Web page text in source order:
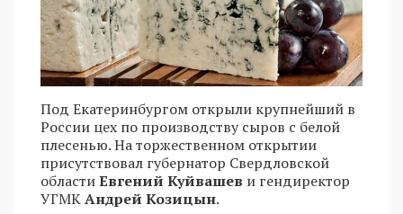
Под Екатеринбургом открыли крупнейший в
России цех по производству сыров с белой
плесенью. На торжественном открытии
присутствовал губернатор Свердловской
областиЕвгений Куйвашев и гендиректор
УГМКАндрей Козицын.